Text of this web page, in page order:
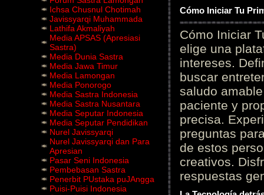
Ichsa Chusnul Chotimah
Javissyarqi Muhammada
Lathifa Akmaliyah
Media APSAS (Apresiasi
Sastra)
Media Dunia Sastra
Media Jawa Timur
Media Lamongan
Media Ponorogo
Media Sastra Indonesia
Media Sastra Nusantara
Media Seputar Indonesia
Media Seputar Pendidikan
Nurel Javissyarqi
Nurel Javissyarqi dan Para
Apresian
Pasar Seni Indonesia
Pembebasan Sastra
Penerbit PUstaka puJAngga
Puisi-Puisi Indonesia
Cómo Iniciar Tu
Cómo Iniciar
elige una
intereses.
buscar
saludo
paciente y
precisa.
preguntas
de estos
creativos.
respuestas